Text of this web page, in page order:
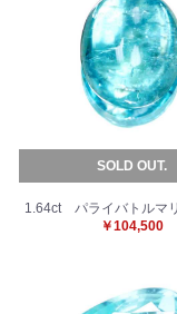
SOLD OUT.
1.64ct パライバトルマ
￥104,500